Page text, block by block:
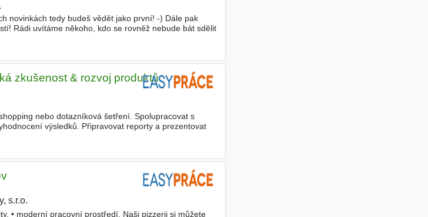
novinkách tedy budeš vědět jako první! -) Dále pak
Rádi uvítáme někoho, kdo se rovněž nebude bát sdělit
zkušenost & rozvoj produktů
nebo dotazníková šetření. Spolupracovat s
výsledků. Připravovat reporty a prezentovat
s.r.o.
• moderní pracovní prostředí. Naši pizzerii si můžete